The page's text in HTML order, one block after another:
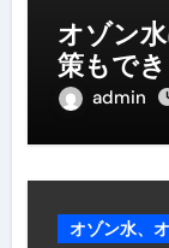
オゾン
策もで
admin
オゾン水、